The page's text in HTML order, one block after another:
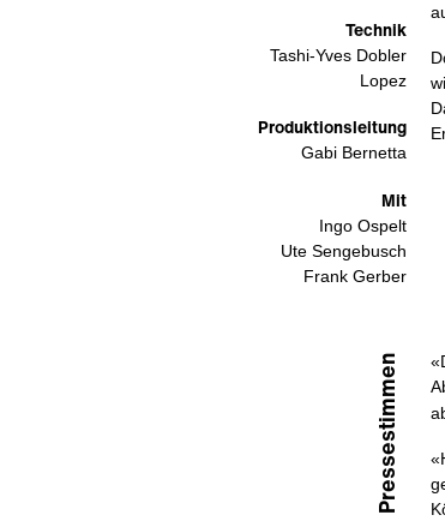
Technik
Tashi-Yves Dobler
Lopez
Produktionsleitung
Gabi Bernetta
Mit
Ingo Ospelt
Ute Sengebusch
Frank Gerber
Pressestimmen